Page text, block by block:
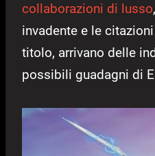
collaborazioni di lusso
invadente e le
titolo, arrivano delle
possibili guadagni di